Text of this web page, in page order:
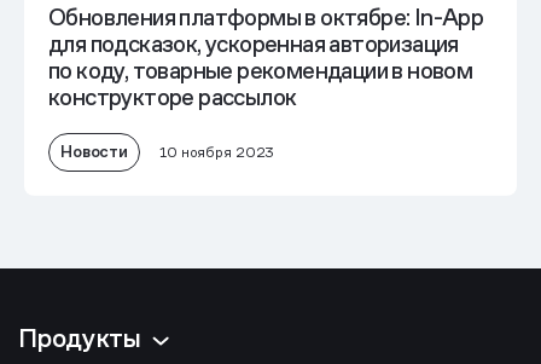
Обновления платформы в октябре: In-App
для подсказок, ускоренная авторизация
по коду, товарные рекомендации в новом
конструкторе рассылок
Новости 10 ноября 2023
Продукты